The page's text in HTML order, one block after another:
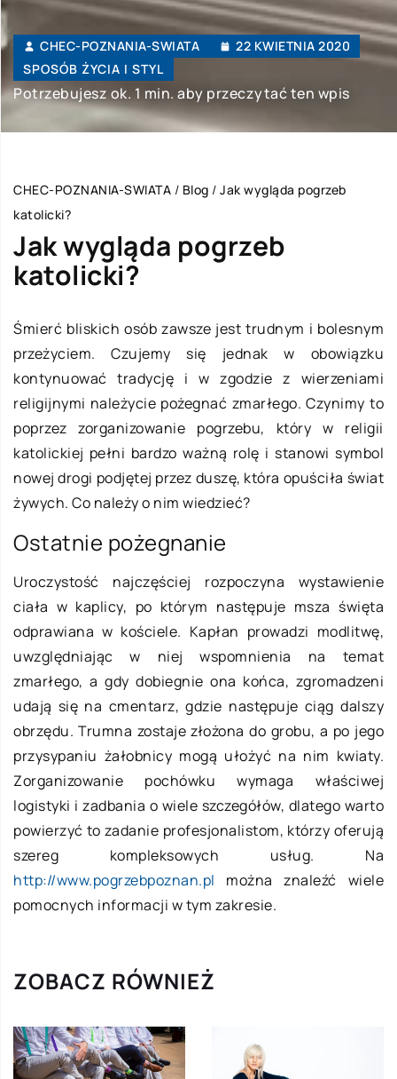
CHEC-POZNANIA-SWIATA
22 KWIETNIA 2020
SPOSÓB ŻYCIA I STYL
Potrzebujesz ok. 1 min. aby przeczytać ten wpis
CHEC-POZNANIA-SWIATA / Blog / Jak wygląda pogrzeb
katolicki?
Jak wygląda pogrzeb
katolicki?
Śmierć bliskich osób zawsze jest trudnym i bolesnym
przeżyciem. Czujemy się jednak w obowiązku
kontynuować tradycję i w zgodzie z wierzeniami
religijnymi należycie pożegnać zmarłego. Czynimy to
poprzez zorganizowanie pogrzebu, który w religii
katolickiej pełni bardzo ważną rolę i stanowi symbol
nowej drogi podjętej przez duszę, która opuściła świat
żywych. Co należy o nim wiedzieć?
Ostatnie pożegnanie
Uroczystość najczęściej rozpoczyna wystawienie
ciała w kaplicy, po którym następuje msza święta
odprawiana w kościele. Kapłan prowadzi modlitwę,
uwzględniając w niej wspomnienia na temat
zmarłego, a gdy dobiegnie ona końca, zgromadzeni
udają się na cmentarz, gdzie następuje ciąg dalszy
obrzędu. Trumna zostaje złożona do grobu, a po jego
przysypaniu żałobnicy mogą ułożyć na nim kwiaty.
Zorganizowanie pochówku wymaga właściwej
logistyki i zadbania o wiele szczegółów, dlatego warto
powierzyć to zadanie profesjonalistom, którzy oferują
szereg kompleksowych usług. Na
http://www.pogrzebpoznan.pl można znaleźć wiele
pomocnych informacji w tym zakresie.
ZOBACZ RÓWNIEŻ